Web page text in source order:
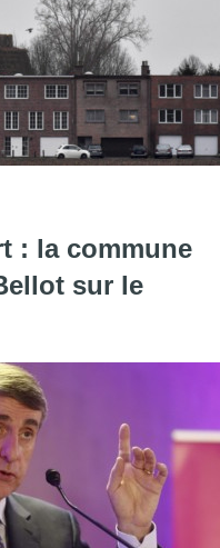
de Crainhem
: la commune
sur le